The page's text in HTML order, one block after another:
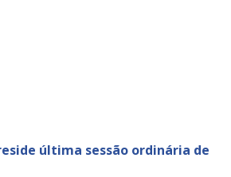
última sessão ordinária de